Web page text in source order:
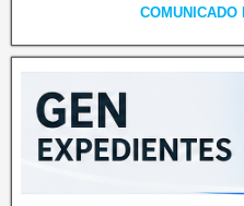
COMUNICADO